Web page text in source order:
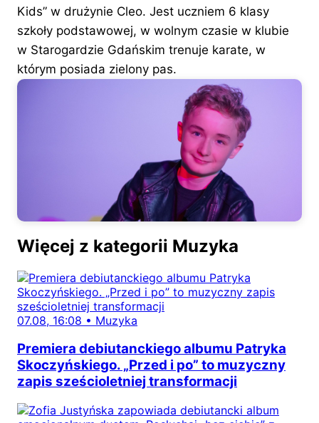
Kids” w drużynie Cleo. Jest uczniem 6 klasy
szkoły podstawowej, w wolnym czasie w klubie
w Starogardzie Gdańskim trenuje karate, w
którym posiada zielony pas.
Więcej z kategorii Muzyka
07.08, 16:08 • Muzyka
Premiera debiutanckiego albumu Patryka
Skoczyńskiego. „Przed i po” to muzyczny
zapis sześcioletniej transformacji